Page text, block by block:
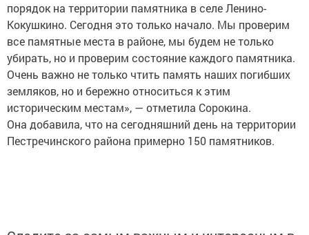
порядок на территории памятника в селе Ленино-
Кокушкино. Сегодня это только начало. Мы проверим
все памятные места в районе, мы будем не только
убирать, но и проверим состояние каждого памятника.
Очень важно не только чтить память наших погибших
земляков, но и бережно относиться к этим
историческим местам», — отметила Сорокина.
Она добавила, что на сегодняшний день на территории
Пестречинского района примерно 150 памятников.